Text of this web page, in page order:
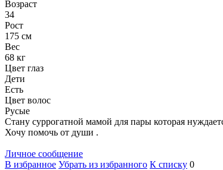
Возраст
34
Рост
175 см
Вес
68 кг
Цвет глаз
Дети
Есть
Цвет волос
Русые
Стану суррогатной мамой для пары которая
Хочу помочь от души .
Личное сообщение
В избранное Убрать из избранного К списку 0